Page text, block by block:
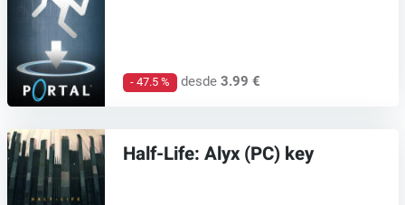
- 47.5 % desde3.99 €
Half-Life: Alyx (PC) key